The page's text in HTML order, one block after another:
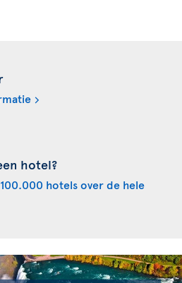
hotel?
hotels over de hele